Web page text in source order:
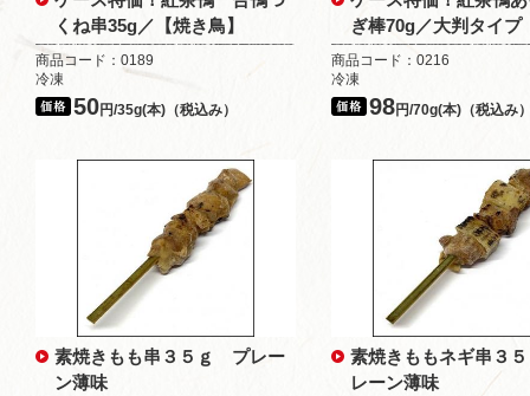
くね串35g／【焼き鳥】
商品コード：0189
冷凍
50円/35g(本)（税込み）
ぎ棒70g／大判タイプ
商品コード：0216
冷凍
98円/70g(本)（税込み
素焼きもも串３５ｇ プレー
ン薄味
素焼きももネギ串３
レーン薄味